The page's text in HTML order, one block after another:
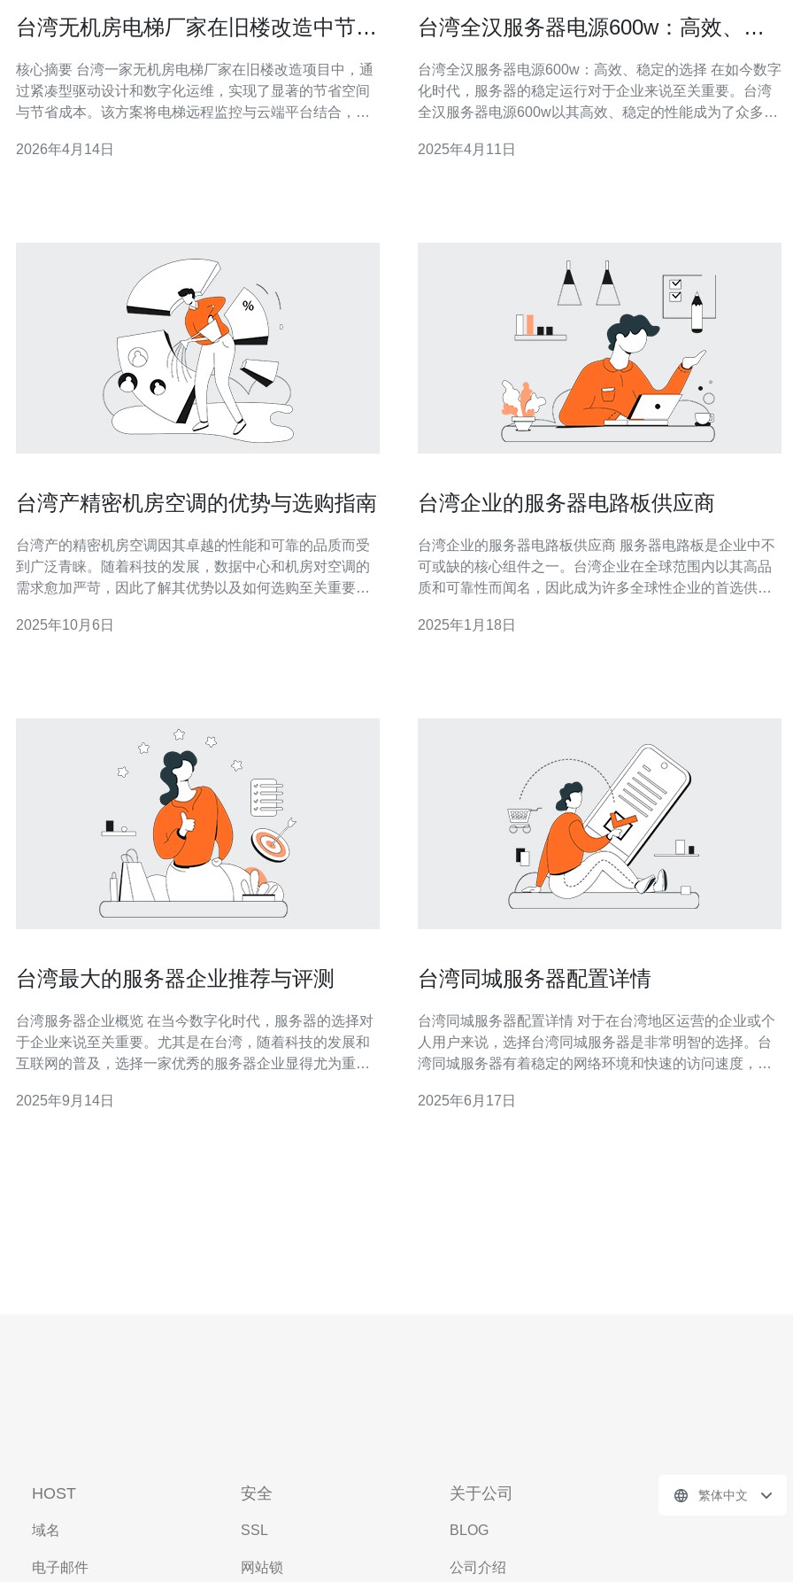
台湾无机房电梯厂家在旧楼改造中节省
核心摘要 台湾一家无机房电梯厂家在旧楼改造项目中，通
过紧凑型驱动设计和数字化运维，实现了显著的节省空间
与节省成本。该方案将电梯远程监控与云端平台结合，采
防御，保证设备在线与安全。项目整合了现代网络技术，
2026年4月14日
台湾全汉服务器电源600w：高效、稳
台湾全汉服务器电源600w：高效、稳定的选择 在如今数字
化时代，服务器的稳定运行对于企业来说至关重要。台湾
全汉服务器电源600w以其高效、稳定的性能成为了众多企
势。 全汉服务器电源600w采用了先进的技术和设计，能够
2025年4月11日
台湾产精密机房空调的优势与选购指南
台湾产的精密机房空调因其卓越的性能和可靠的品质而受
到广泛青睐。随着科技的发展，数据中心和机房对空调的
需求愈加严苛，因此了解其优势以及如何选购至关重要。
房空调的优势 台湾产精密机房空调在多个方面具有明显的
2025年10月6日
台湾企业的服务器电路板供应商
台湾企业的服务器电路板供应商 服务器电路板是企业中不
可或缺的核心组件之一。台湾企业在全球范围内以其高品
质和可靠性而闻名，因此成为许多全球性企业的首选供应
硕电脑股份有限公司是全球领先的电脑、通信和消费电子
2025年1月18日
台湾最大的服务器企业推荐与评测
台湾服务器企业概览 在当今数字化时代，服务器的选择对
于企业来说至关重要。尤其是在台湾，随着科技的发展和
互联网的普及，选择一家优秀的服务器企业显得尤为重
详细评测，帮助您在众多服务中作出明智的选择。 以下是
2025年9月14日
台湾同城服务器配置详情
台湾同城服务器配置详情 对于在台湾地区运营的企业或个
人用户来说，选择台湾同城服务器是非常明智的选择。台
湾同城服务器有着稳定的网络环境和快速的访问速度，能
城服务器的配置详情，帮助用户更好地了解并选择适合自
2025年6月17日
HOST
域名
电子邮件
安全
SSL
网站锁
关于公司
BLOG
公司介绍
繁体中文